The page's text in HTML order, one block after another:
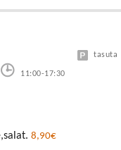
11:00-17:30
tasuta
8,90€